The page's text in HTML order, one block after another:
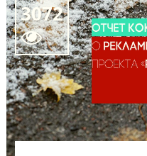
3072
